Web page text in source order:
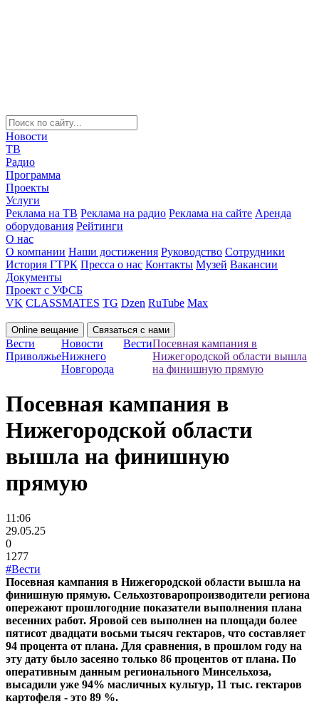
Новости
ТВ
Радио
Программа
Проекты
Услуги
Реклама на ТВ Реклама на радио Реклама на сайте Аренда
оборудования Рейтинги
О нас
О компании Наши достижения Руководство Сотрудники
История ГТРК Пресса о нас Контакты Музей Вакансии
Документы
Проект с УФСБ
VK CLASSMATES TG Dzen RuTube Max
Online вещание Связаться с нами
Вести
Приволжье
Новости
Нижнего
Новгорода
ВестиПосевная кампания в
Нижегородской области вышла
на финишную прямую
Посевная кампания в
Нижегородской области
вышла на финишную
прямую
11:06
29.05.25
0
1277
#Вести
Посевная кампания в Нижегородской области вышла на
финишную прямую. Сельхозтоваропроизводители региона
опережают прошлогодние показатели выполнения плана
весенних работ. Яровой сев выполнен на площади более
пятисот двадцати восьми тысяч гектаров, что составляет
94 процента от плана. Для сравнения, в прошлом году на
эту дату было засеяно только 86 процентов от плана. По
оперативным данным регионального Минсельхоза,
высадили уже 94% масличных культур, 11 тыс. гектаров
картофеля - это 89 %.